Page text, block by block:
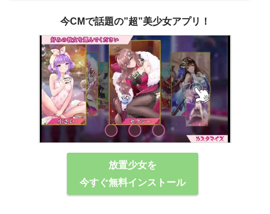
今CMで話題の”超”美少女アプリ！
放置少女を
今すぐ無料インストール